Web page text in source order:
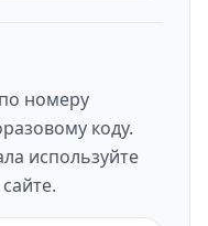
номеру
коду.
используйте